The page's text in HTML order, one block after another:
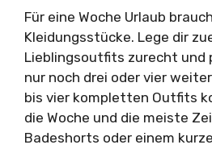
Für eine Woche Urlaub
Kleidungsstücke. Lege dir
Lieblingsoutfits zurecht und
nur noch drei oder vier
bis vier kompletten Outfits
die Woche und die meiste
Badeshorts oder einem